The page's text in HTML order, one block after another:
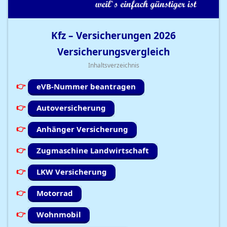
Kfz – Versicherungen 2026
Versicherungsvergleich
Inhaltsverzeichnis
eVB-Nummer beantragen
Autoversicherung
Anhänger Versicherung
Zugmaschine Landwirtschaft
LKW Versicherung
Motorrad
Wohnmobil